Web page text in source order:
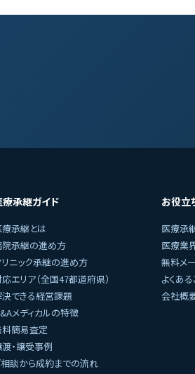
療承継ガイド
療承継とは
承継の進め方
リニック承継の進め方
エリア（全国47都道府県）
できる経営課題
メディカルの特徴
簡易査定
・譲受事例
相談から成約までの流れ
お役立
医療承
医療業
無料メ
よくあ
会社概